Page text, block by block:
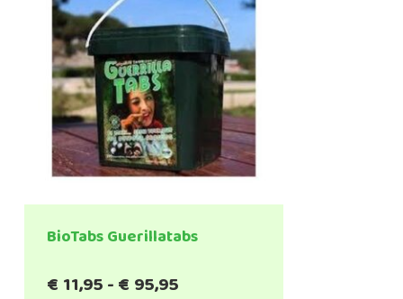
BioTabs Guerillatabs
€ 11,95-€ 95,95Prijsklasse: